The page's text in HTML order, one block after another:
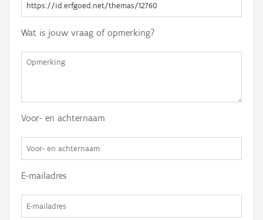
Wat is jouw vraag of opmerking?
Voor- en achternaam
E-mailadres